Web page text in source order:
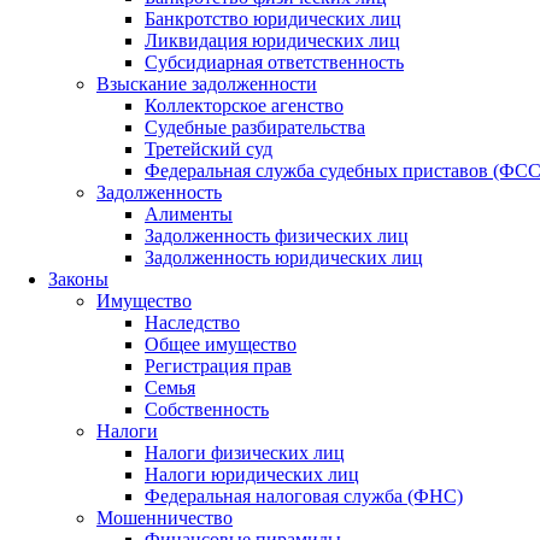
Банкротство юридических лиц
Ликвидация юридических лиц
Субсидиарная ответственность
Взыскание задолженности
Коллекторское агенство
Судебные разбирательства
Третейский суд
Федеральная служба судебных приставов
Задолженность
Алименты
Задолженность физических лиц
Задолженность юридических лиц
Законы
Имущество
Наследство
Общее имущество
Регистрация прав
Семья
Собственность
Налоги
Налоги физических лиц
Налоги юридических лиц
Федеральная налоговая служба (ФНС)
Мошенничество